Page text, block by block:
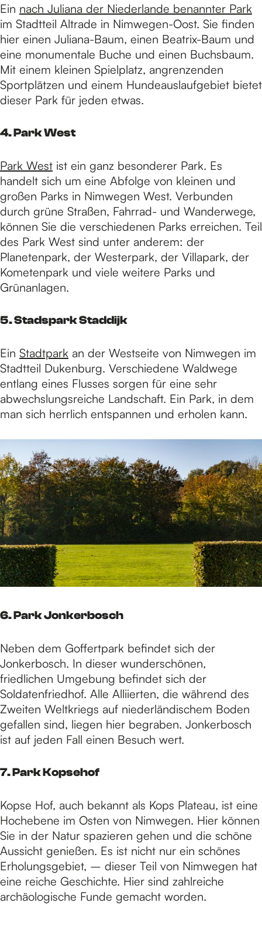
Ein nach Juliana der Niederlande benannter Park
im Stadtteil Altrade in Nimwegen-Oost. Sie finden
hier einen Juliana-Baum, einen Beatrix-Baum und
eine monumentale Buche und einen Buchsbaum.
Mit einem kleinen Spielplatz, angrenzenden
Sportplätzen und einem Hundeauslaufgebiet bietet
dieser Park für jeden etwas.
4. Park West
Park West ist ein ganz besonderer Park. Es
handelt sich um eine Abfolge von kleinen und
großen Parks in Nimwegen West. Verbunden
durch grüne Straßen, Fahrrad- und Wanderwege,
können Sie die verschiedenen Parks erreichen. Teil
des Park West sind unter anderem: der
Planetenpark, der Westerpark, der Villapark, der
Kometenpark und viele weitere Parks und
Grünanlagen.
5. Stadspark Staddijk
Ein Stadtpark an der Westseite von Nimwegen im
Stadtteil Dukenburg. Verschiedene Waldwege
entlang eines Flusses sorgen für eine sehr
abwechslungsreiche Landschaft. Ein Park, in dem
man sich herrlich entspannen und erholen kann.
6. Park Jonkerbosch
Neben dem Goffertpark befindet sich der
Jonkerbosch. In dieser wunderschönen,
friedlichen Umgebung befindet sich der
Soldatenfriedhof. Alle Alliierten, die während des
Zweiten Weltkriegs auf niederländischem Boden
gefallen sind, liegen hier begraben. Jonkerbosch
ist auf jeden Fall einen Besuch wert.
7. Park Kopsehof
Kopse Hof, auch bekannt als Kops Plateau, ist eine
Hochebene im Osten von Nimwegen. Hier können
Sie in der Natur spazieren gehen und die schöne
Aussicht genießen. Es ist nicht nur ein schönes
Erholungsgebiet, – dieser Teil von Nimwegen hat
eine reiche Geschichte. Hier sind zahlreiche
archäologische Funde gemacht worden.